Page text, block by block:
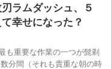
刃ラムダッシュ、５
幸せになった？
も重要な作業の一つが髭剃
分間（それも貴重な朝の時